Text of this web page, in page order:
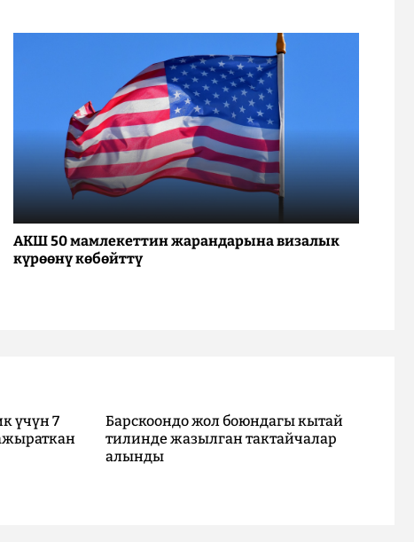
АКШ 50 мамлекеттин жарандарына визалык
күрөөнү көбөйттү
үчүн 7
Барскоондо жол боюндагы кытай
тилинде жазылган тактайчалар
алынды